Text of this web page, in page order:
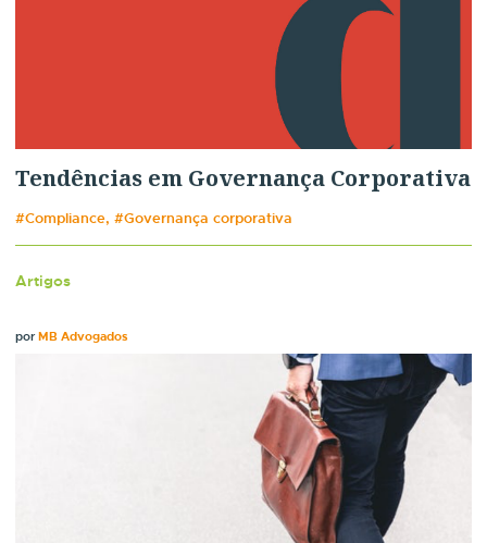
Tendências em Governança Corporativa
#Compliance, #Governança corporativa
Artigos
porMB Advogados